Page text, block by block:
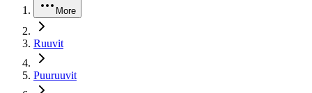
More
Ruuvit
Puuruuvit